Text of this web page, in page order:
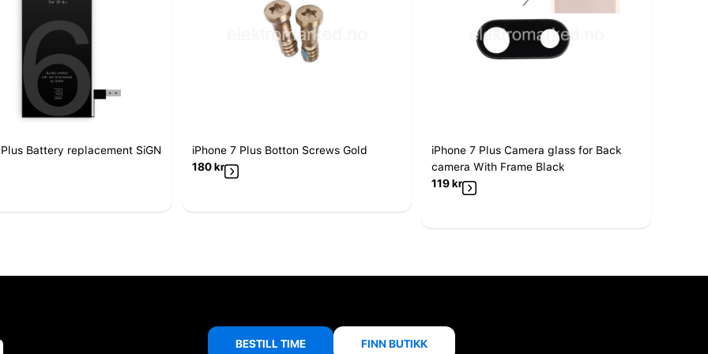
Battery replacement SiGN
iPhone 7 Plus Botton Screws Gold
180kr
iPhone 7 Plus Camera glass for Back
camera With Frame Black
119kr
BESTILL TIME FINN BUTIKK